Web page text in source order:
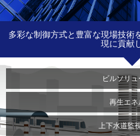
多彩な制御方式と豊富な現場技術
現に貢献
ビルソリ
再生エネ
上下水道監